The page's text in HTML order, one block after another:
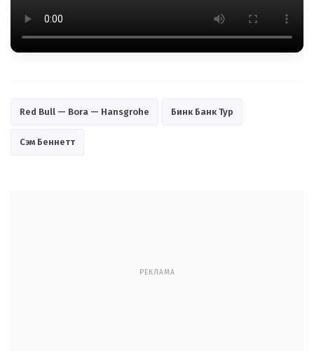
Red Bull — Bora — Hansgrohe Бинк Банк Тур
Сэм Беннетт
РЕКЛАМА